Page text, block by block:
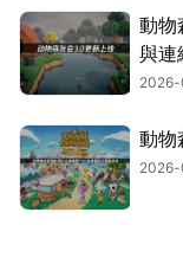
動物
與連
動物